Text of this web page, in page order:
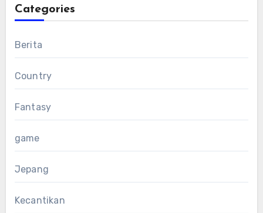
Categories
Berita
Country
Fantasy
game
Jepang
Kecantikan